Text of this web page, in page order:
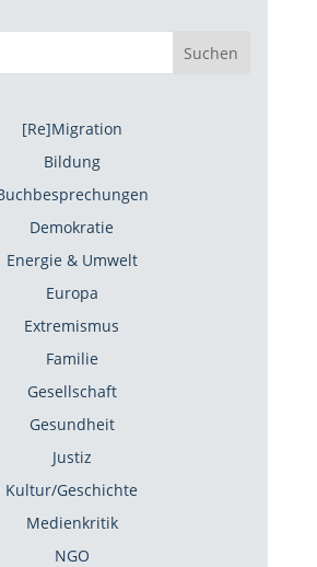
Suchen
[Re]Migration
Bildung
Demokratie
Energie & Umwelt
Europa
Extremismus
Familie
Gesellschaft
Gesundheit
Justiz
Kultur/Geschichte
Medienkritik
NGO